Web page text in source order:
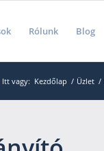
Rólunk Blog
Itt vagy: Kezdőlap / Üzlet /